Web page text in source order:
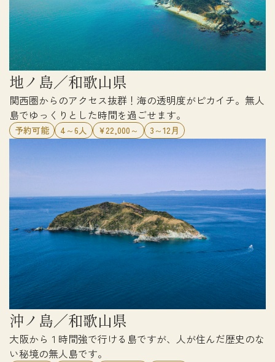
地ノ島／和歌山県
関西圏からのアクセス抜群！海の透明度がピカイチ。無人
島でゆっくりとした時間を過ごせます。
予約可能 4～6人 ¥22,000～ 3～12月
沖ノ島／和歌山県
大阪から１時間強で行ける島ですが、人が住んだ歴史のな
い秘境の無人島です。